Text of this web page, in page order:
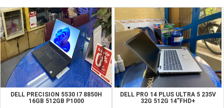
DELL PRECISION 5530 I7 8850H
16GB 512GB P1000
DELL PRO 14 PLUS ULTRA 5 235V
32G 512G 14”FHD+